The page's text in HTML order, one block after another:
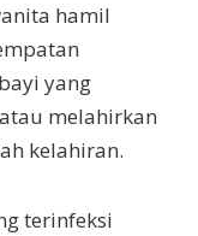
hamil
yang
melahirkan
kelahiran.
terinfeksi